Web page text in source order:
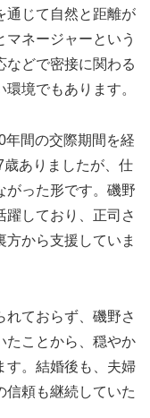
通じて自然と距離が
ネージャーという
などで密接に関わる
境でもあります。
年間の交際期間を経
ありましたが、仕
がった形です。磯野
躍しており、正司さ
方から支援していま
れておらず、磯野さ
たことから、穏やか
す。結婚後も、夫婦
信頼も継続していた